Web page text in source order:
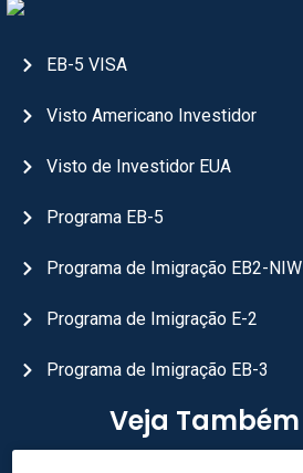
EB-5 VISA
Visto Americano Investidor
Visto de Investidor EUA
Programa EB-5
Programa de Imigração EB2-NIW
Programa de Imigração E-2
Programa de Imigração EB-3
Veja Também